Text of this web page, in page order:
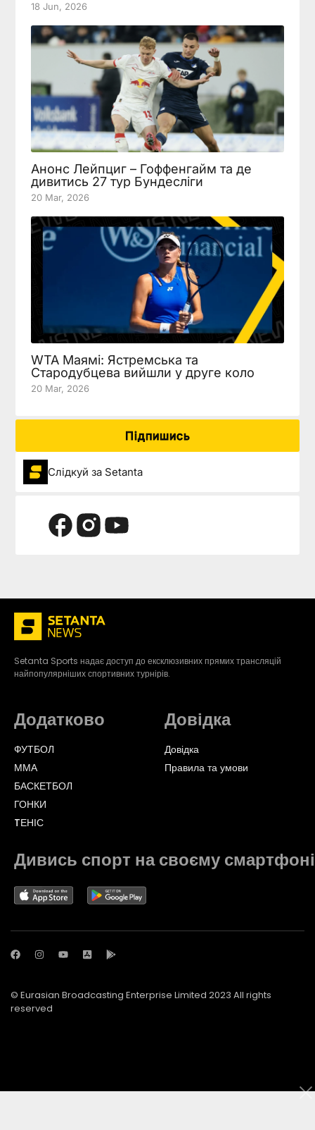
18 Jun, 2026
Анонс Лейпциг – Гоффенгайм та де
дивитись 27 тур Бундесліги
20 Mar, 2026
WTA Маямі: Ястремська та
Стародубцева вийшли у друге коло
20 Mar, 2026
Підпишись
Слідкуй за Setanta
Setanta Sports надає доступ до ексклюзивних прямих трансляцій
найпопулярніших спортивних турнірів.
Додатково
ФУТБОЛ
ММА
БАСКЕТБОЛ
ГОНКИ
TЕНІС
Довідка
Довідка
Правила та умови
Дивись спорт на своєму смартфоні
© Eurasian Broadcasting Enterprise Limited 2023 All rights
reserved